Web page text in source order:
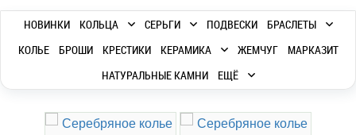
НОВИНКИ КОЛЬЦА СЕРЬГИ ПОДВЕСКИ
БРАСЛЕТЫ
КОЛЬЕ
БРОШИ КРЕСТИКИ КЕРАМИКА ЖЕМЧУГ
МАРКАЗИТ
НАТУРАЛЬНЫЕ КАМНИ
ЕЩЁ